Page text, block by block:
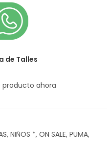
de Talles
producto ahora
, NIÑOS *, ON SALE, PUMA,